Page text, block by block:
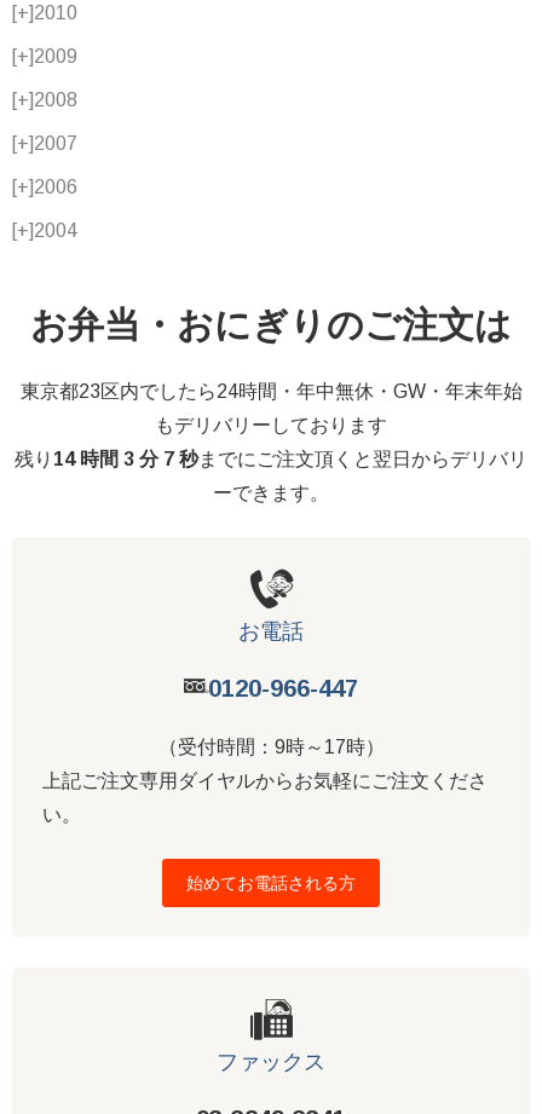
[+]2010
[+]2009
[+]2008
[+]2007
[+]2006
[+]2004
お弁当・おにぎりのご注文は
東京都23区内でしたら24時間・年中無休・GW・年末年始
もデリバリーしております
残り 14 時間 3 分 7 秒までにご注文頂くと翌日からデリバリ
ーできます。
お電話
0120-966-447
（受付時間：9時～17時）
上記ご注文専用ダイヤルからお気軽にご注文くださ
い。
始めてお電話される方
ファックス